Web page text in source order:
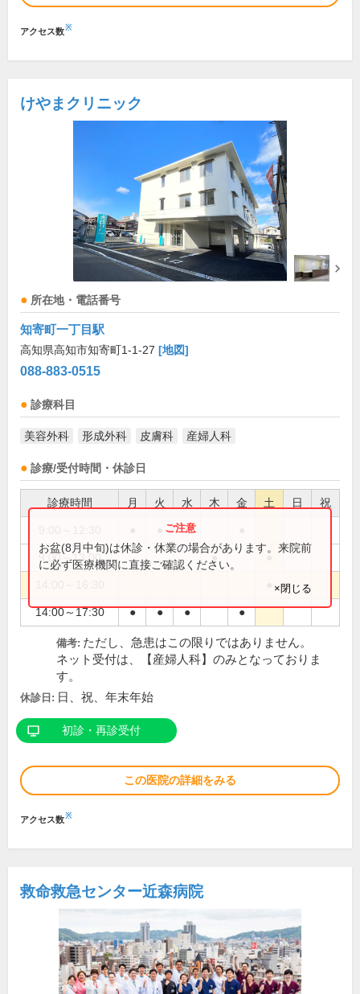
アクセス数※
けやまクリニック
所在地・電話番号
知寄町一丁目駅
高知県高知市知寄町1-1-27 [地図]
088-883-0515
診療科目
美容外科 形成外科 皮膚科 産婦人科
診療/受付時間・休診日
診療時間 月 火 水 木 金 土 日 祝
●
9:00～13:00 ● ●
14:00～17:30 ● ● ● ●
お盆(8月中旬)は休診・休業の場合があります。来院前
に必ず医療機関に直接ご確認ください。
×閉じる
備考: ただし、急患はこの限りではありません。
ネット受付は、【産婦人科】のみとなっておりま
す。
休診日: 日、祝、年末年始
初診・再診受付
この医院の詳細をみる
アクセス数※
救命救急センター近森病院